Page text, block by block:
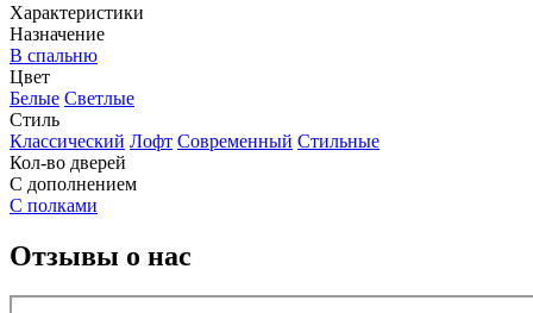
Характеристики
Назначение
В спальню
Цвет
Белые Светлые
Стиль
Классический Лофт Современный Стильные
Кол-во дверей
С дополнением
С полками
Отзывы о нас